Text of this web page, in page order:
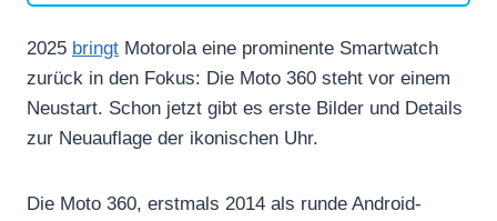
2025 bringt Motorola eine prominente Smartwatch
zurück in den Fokus: Die Moto 360 steht vor einem
Neustart. Schon jetzt gibt es erste Bilder und Details
zur Neuauflage der ikonischen Uhr.
Die Moto 360, erstmals 2014 als runde Android-